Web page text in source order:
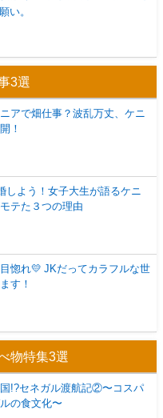
い。
3選
アで畑仕事？波乱万丈、ケニ
！
しよう！女子大生が語るケニ
テた３つの理由
惚れ💛 JKだってカラフルな世
す！
物特集3選
!?セネガル渡航記②〜コスパ
の食文化〜